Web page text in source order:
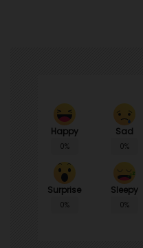
Happy
0%
Sad
0%
Surprise
0%
Sleepy
0%